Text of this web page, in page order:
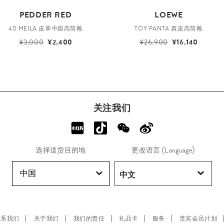
PEDDER RED
40 MEILA 皮革中跟高筒靴
¥3,000 ¥2,400
LOEWE
TOY PANTA 真皮高筒靴
¥26,900 ¥16,140
关注我们
选择送货目的地
中国
更改语言 (Language)
我们 关于我们 我们的责任 礼品卡 服务 贵宾会员计划